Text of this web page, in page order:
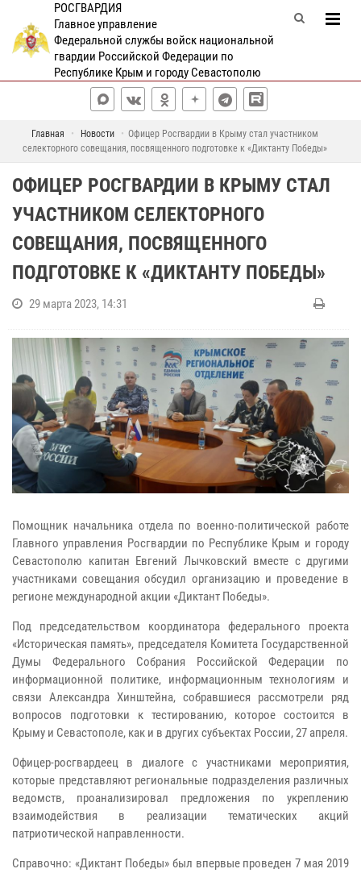
РОСГВАРДИЯ
Главное управление
Федеральной службы войск национальной
гвардии Российской Федерации по
Республике Крым и городу Севастополю
Главная Новости
Офицер Росгвардии в Крыму стал участником
селекторного совещания, посвященного подготовке к «Диктанту Победы»
ОФИЦЕР РОСГВАРДИИ В КРЫМУ СТАЛ
УЧАСТНИКОМ СЕЛЕКТОРНОГО
СОВЕЩАНИЯ, ПОСВЯЩЕННОГО
ПОДГОТОВКЕ К «ДИКТАНТУ ПОБЕДЫ»
29 марта 2023, 14:31
Помощник начальника отдела по военно-политической работе
Главного управления Росгвардии по Республике Крым и городу
Севастополю капитан Евгений Лычковский вместе с другими
участниками совещания обсудил организацию и проведение в
регионе международной акции «Диктант Победы».
Под председательством координатора федерального проекта
«Историческая память», председателя Комитета Государственной
Думы Федерального Собрания Российской Федерации по
информационной политике, информационным технологиям и
связи Александра Хинштейна, собравшиеся рассмотрели ряд
вопросов подготовки к тестированию, которое состоится в
Крыму и Севастополе, как и в других субъектах России, 27 апреля.
Офицер-росгвардеец в диалоге с участниками мероприятия,
которые представляют региональные подразделения различных
ведомств, проанализировал предложения по укреплению
взаимодействия в реализации тематических акций
патриотической направленности.
Справочно: «Диктант Победы» был впервые проведен 7 мая 2019